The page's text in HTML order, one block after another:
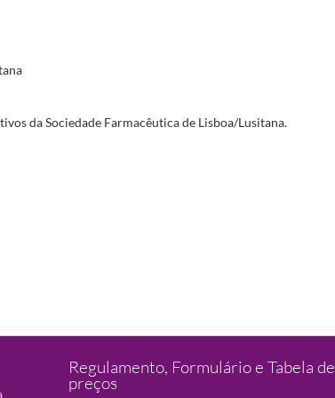
da Sociedade Farmacêutica de Lisboa/Lusitana.
Regulamento, Formulário e Tabela de
preços